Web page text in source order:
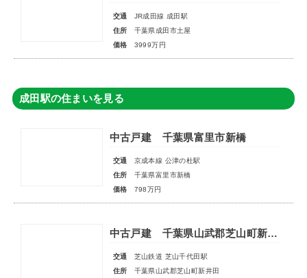
交通
JR成田線 成田駅
住所
千葉県成田市土屋
価格
3999万円
成田駅の住まいを見る
中古戸建 千葉県富里市新橋
交通
京成本線 公津の杜駅
住所
千葉県富里市新橋
価格
798万円
中古戸建 千葉県山武郡芝山町新井田
交通
芝山鉄道 芝山千代田駅
住所
千葉県山武郡芝山町新井田